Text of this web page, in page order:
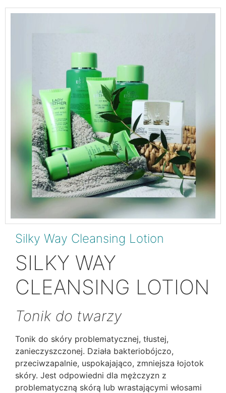
Silky Way Cleansing Lotion
SILKY WAY
CLEANSING LOTION
Tonik do twarzy
Tonik do skóry problematycznej, tłustej,
zanieczyszczonej. Działa bakteriobójczo,
przeciwzapalnie, uspokajająco, zmniejsza łojotok
skóry. Jest odpowiedni dla mężczyzn z
problematyczną skórą lub wrastającymi włosami